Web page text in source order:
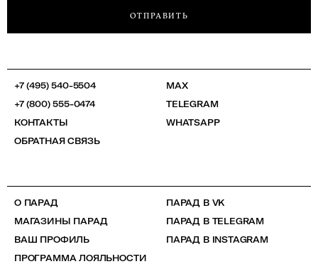
ОТПРАВИТЬ
+7 (495) 540-5504
+7 (800) 555-0474
КОНТАКТЫ
ОБРАТНАЯ СВЯЗЬ
MAX
TELEGRAM
WHATSAPP
О ПАРАД
МАГАЗИНЫ ПАРАД
ВАШ ПРОФИЛЬ
ПРОГРАММА ЛОЯЛЬНОСТИ
ПАРАД В VK
ПАРАД В TELEGRAM
ПАРАД В INSTAGRAM